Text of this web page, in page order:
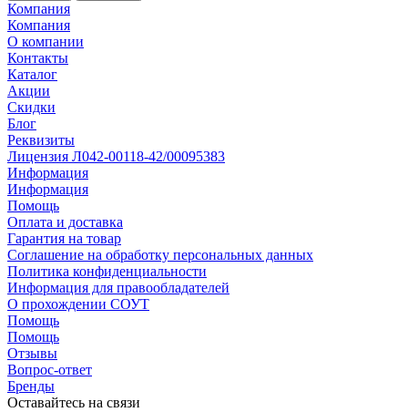
Компания
Компания
О компании
Контакты
Каталог
Акции
Скидки
Блог
Реквизиты
Лицензия Л042-00118-42/00095383
Информация
Информация
Помощь
Оплата и доставка
Гарантия на товар
Соглашение на обработку персональных данных
Политика конфиденциальности
Информация для правообладателей
О прохождении СОУТ
Помощь
Помощь
Отзывы
Вопрос-ответ
Бренды
Оставайтесь на связи